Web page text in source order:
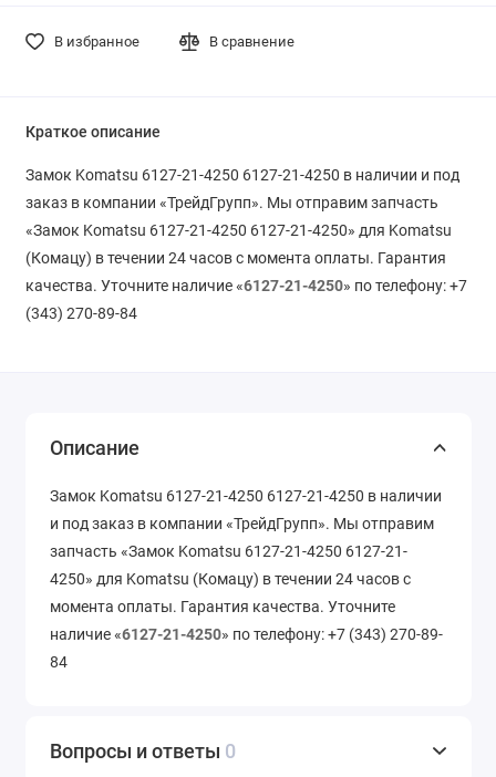
В избранное В сравнение
Краткое описание
Замок Komatsu 6127-21-4250 6127-21-4250 в наличии и под
заказ в компании «ТрейдГрупп». Мы отправим запчасть
«Замок Komatsu 6127-21-4250 6127-21-4250» для Komatsu
(Комацу) в течении 24 часов с момента оплаты. Гарантия
качества. Уточните наличие «6127-21-4250» по телефону: +7
(343) 270-89-84
Описание
Замок Komatsu 6127-21-4250 6127-21-4250 в наличии
и под заказ в компании «ТрейдГрупп». Мы отправим
запчасть «Замок Komatsu 6127-21-4250 6127-21-
4250» для Komatsu (Комацу) в течении 24 часов с
момента оплаты. Гарантия качества. Уточните
наличие «6127-21-4250» по телефону: +7 (343) 270-89-
84
Вопросы и ответы 0